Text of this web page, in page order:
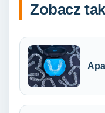
Zobacz